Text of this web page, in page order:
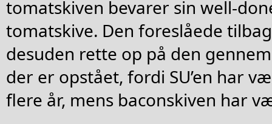
tomatskiven bevarer sin well-
tomatskive. Den foreslåede
desuden rette op på den
der er opstået, fordi SU’en har
flere år, mens baconskiven har